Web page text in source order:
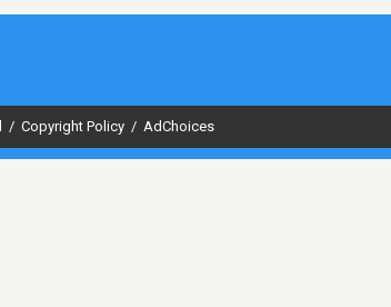
/ Copyright Policy / AdChoices